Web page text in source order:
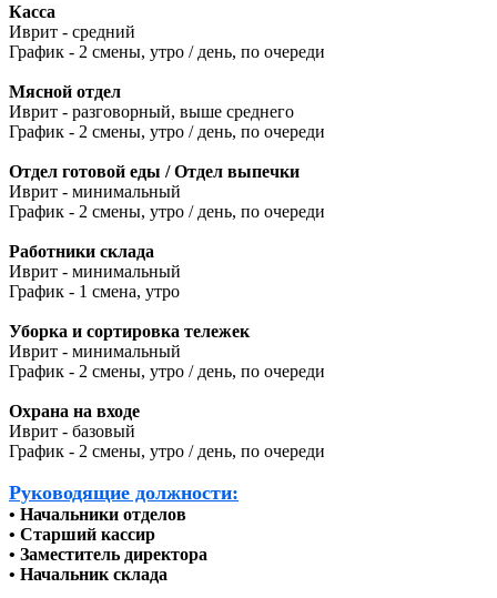
Касса
Иврит - средний
График - 2 смены, утро / день, по очереди
Мясной отдел
Иврит - разговорный, выше среднего
График - 2 смены, утро / день, по очереди
Отдел готовой еды / Отдел выпечки
Иврит - минимальный
График - 2 смены, утро / день, по очереди
Работники склада
Иврит - минимальный
График - 1 смена, утро
Уборка и сортировка тележек
Иврит - минимальный
График - 2 смены, утро / день, по очереди
Охрана на входе
Иврит - базовый
График - 2 смены, утро / день, по очереди
Руководящие должности:
• Начальники отделов
• Старший кассир
• Заместитель директора
• Начальник склада